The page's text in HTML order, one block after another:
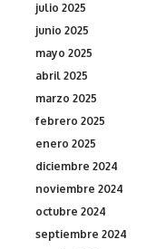
julio 2025
junio 2025
mayo 2025
abril 2025
marzo 2025
febrero 2025
enero 2025
diciembre 2024
noviembre 2024
octubre 2024
septiembre 2024